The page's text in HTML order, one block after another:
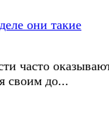
часто
своим до...